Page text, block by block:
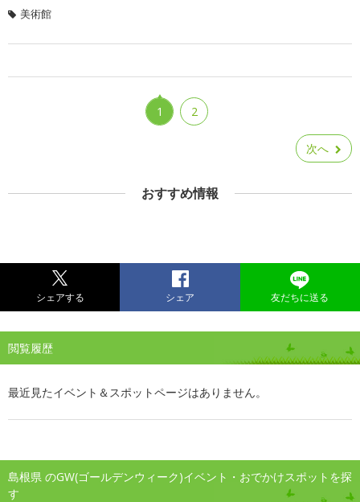
美術館
1 2
次へ
おすすめ情報
シェアする シェア 友だちに送る
閲覧履歴
最近見たイベント＆スポットページはありません。
島根県 のGW(ゴールデンウィーク)イベント・おでかけスポットを探
す